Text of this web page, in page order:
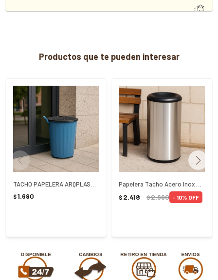
Productos que te pueden interesar
$1.690 $ 2.418 $2.690 10